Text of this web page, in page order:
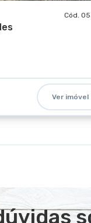
Cód.
Ver imóvel